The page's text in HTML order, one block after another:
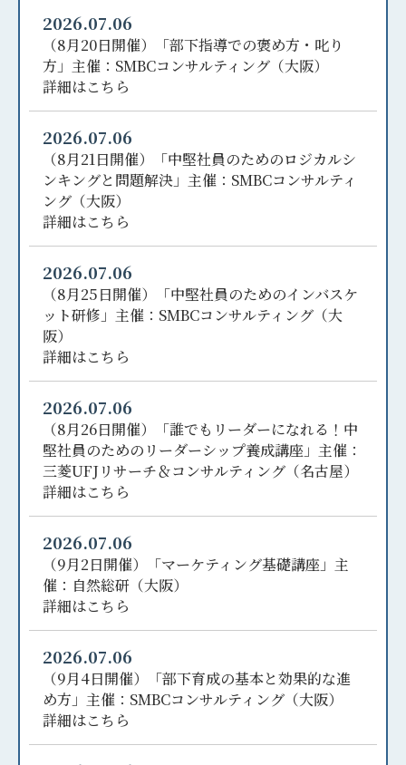
2026.07.06
（8月20日開催）「部下指導での褒め方・叱り
方」主催：SMBCコンサルティング（大阪）
詳細はこちら
2026.07.06
（8月21日開催）「中堅社員のためのロジカルシ
ンキングと問題解決」主催：SMBCコンサルティ
ング（大阪）
詳細はこちら
2026.07.06
（8月25日開催）「中堅社員のためのインバスケ
ット研修」主催：SMBCコンサルティング（大
阪）
詳細はこちら
2026.07.06
（8月26日開催）「誰でもリーダーになれる！中
堅社員のためのリーダーシップ養成講座」主催：
三菱UFJリサーチ＆コンサルティング（名古屋）
詳細はこちら
2026.07.06
（9月2日開催）「マーケティング基礎講座」主
催：自然総研（大阪）
詳細はこちら
2026.07.06
（9月4日開催）「部下育成の基本と効果的な進
め方」主催：SMBCコンサルティング（大阪）
詳細はこちら